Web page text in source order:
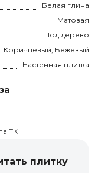
Белая глина
Матовая
Под дерево
Коричневый, Бежевый
Настенная плитка
ТК
плитку